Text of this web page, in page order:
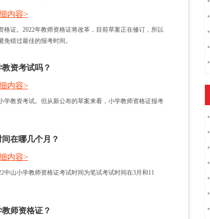
证。2022年教师资格证将改革，目前草案正在修订，所以
错过最佳的报考时间。
内容>
资考试吗？
学教资考试。但从新公布的草案来看，小学教师资格证报考
内容>
在哪几个月？
中山小学教师资格证考试时间为笔试考试时间在3月和11
内容>
师资格证？
•
•
•
•
•
•
•
•
•
•
•